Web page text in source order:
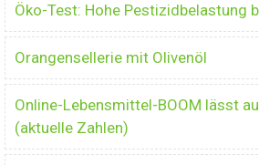
Öko-Test: Hohe Pestizidbelastung
Orangensellerie mit Olivenöl
Online-Lebensmittel-BOOM lässt
(aktuelle Zahlen)